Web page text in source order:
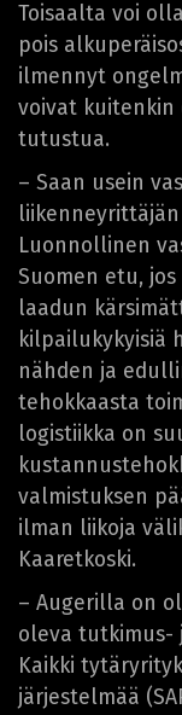
Toisaalta voi
pois
ilmennyt
voivat kuitenkin
tutustua.
– Saan usein
Luonnollinen
Suomen etu,
laadun
kilpailukykyisiä
nähden ja
tehokkaasta
logistiikka on
valmistuksen
ilman liikoja
Kaaretkoski.
– Augerilla on
oleva tutkimus-
Kaikki
järjestelmää